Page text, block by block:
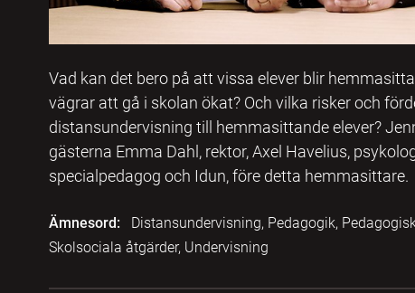
Vad kan det bero på att vissa elever blir
vägrar att gå i skolan ökat? Och vilka risker och
distansundervisning till hemmasittande elever?
gästerna Emma Dahl, rektor, Axel Havelius,
specialpedagog och Idun, före detta hemmasittare.
Ämnesord:
Distansundervisning, Pedagogik,
Skolsociala åtgärder, Undervisning